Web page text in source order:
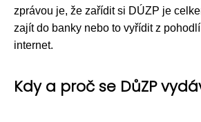
zprávou je, že zařídit si DÚZP je
zajít do banky nebo to vyřídit z
internet.
Kdy a proč se DůZP